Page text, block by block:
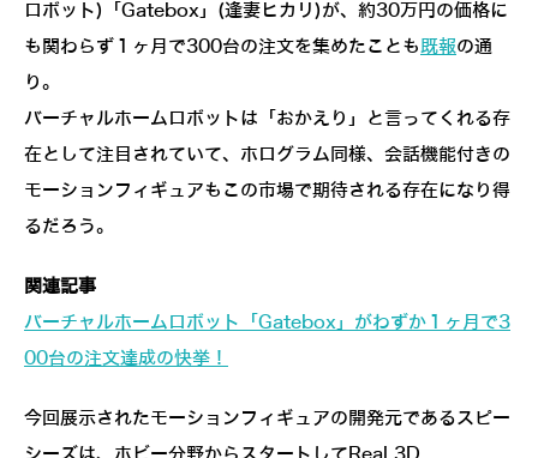
ロボット)「Gatebox」(逢妻ヒカリ)が、約30万円の価格に
も関わらず１ヶ月で300台の注文を集めたことも既報の通
り。
バーチャルホームロボットは「おかえり」と言ってくれる存
在として注目されていて、ホログラム同様、会話機能付きの
モーションフィギュアもこの市場で期待される存在になり得
るだろう。
関連記事
バーチャルホームロボット「Gatebox」がわずか１ヶ月で3
00台の注文達成の快挙！
今回展示されたモーションフィギュアの開発元であるスピー